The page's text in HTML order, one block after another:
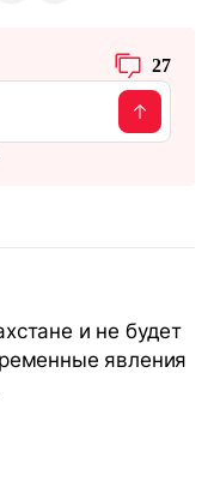
27
и не будет
явления